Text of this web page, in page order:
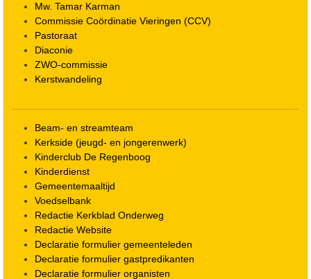
Mw. Tamar Karman
Commissie Coördinatie Vieringen (CCV)
Pastoraat
Diaconie
ZWO-commissie
Kerstwandeling
Beam- en streamteam
Kerkside (jeugd- en jongerenwerk)
Kinderclub De Regenboog
Kinderdienst
Gemeentemaaltijd
Voedselbank
Redactie Kerkblad Onderweg
Redactie Website
Declaratie formulier gemeenteleden
Declaratie formulier gastpredikanten
Declaratie formulier organisten